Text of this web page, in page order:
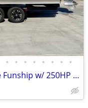
• • • • • • • •
2024 Avalon Catalina - 27 FT Cruise Funship w/ 250HP Mercury Verado!